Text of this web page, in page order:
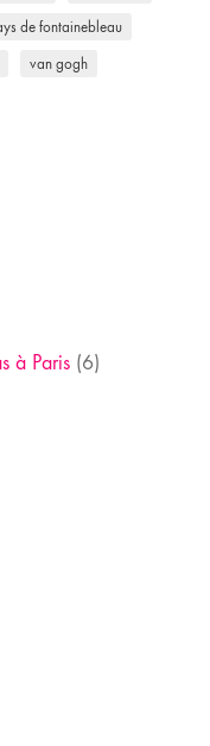
de fontainebleau
van gogh
à Paris (6)